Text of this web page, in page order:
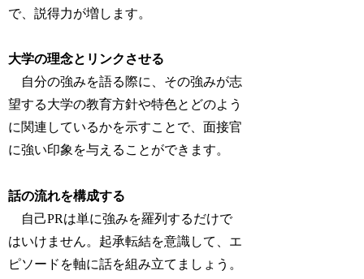
で、説得力が増します。
大学の理念とリンクさせる
自分の強みを語る際に、 その強みが志
望する大学の教育方針や特色とどのよう
に関連しているかを示すことで、面接官
に強い印象を与えることができます。
話の流れを構成する
自己PRは単に強みを羅列するだけで
はいけません。起承転結を意識して、エ
ピソードを軸に話を組み立てましょう。